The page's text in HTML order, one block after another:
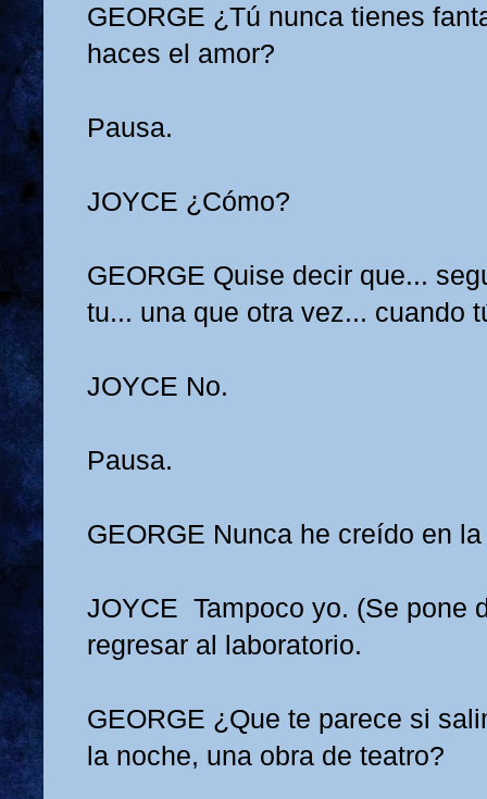
GEORGE ¿Tú nunca tienes
haces el amor?
Pausa.
JOYCE ¿Cómo?
GEORGE Quise decir que...
tu... una que otra vez... cuando
JOYCE No.
Pausa.
GEORGE Nunca he creído en
JOYCE Tampoco yo. (Se pone
regresar al laboratorio.
GEORGE ¿Que te parece si
la noche, una obra de teatro?